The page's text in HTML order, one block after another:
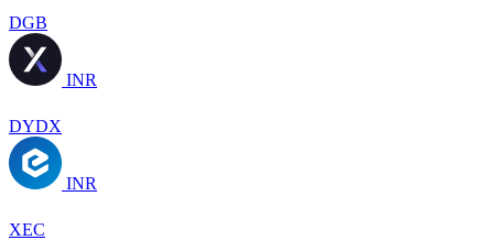
DGB
INR
DYDX
INR
XEC